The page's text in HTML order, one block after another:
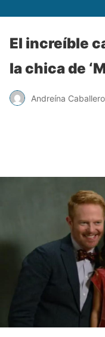
El increíble
la chica de
Andreína Caballero